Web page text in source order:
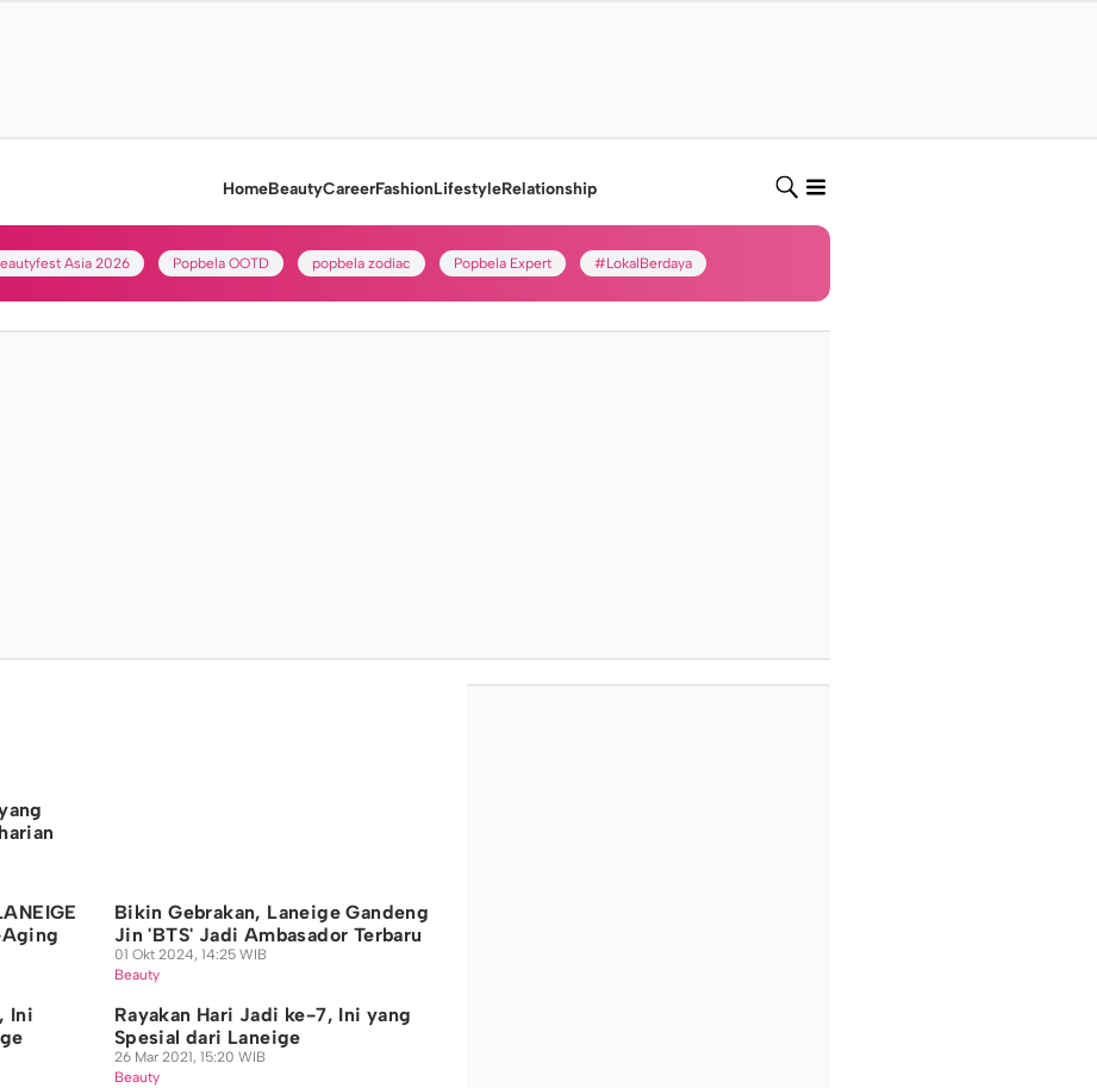
HomeBeautyCareerFashionLifestyleRelationship
Asia 2026 Popbela OOTD popbela zodiac Popbela Expert #LokalBerdaya
Aging
Bikin Gebrakan, Laneige Gandeng
Jin 'BTS' Jadi Ambasador Terbaru
01 Okt 2024, 14:25 WIB
Beauty
Ini
Rayakan Hari Jadi ke-7, Ini yang
Spesial dari Laneige
26 Mar 2021, 15:20 WIB
Beauty